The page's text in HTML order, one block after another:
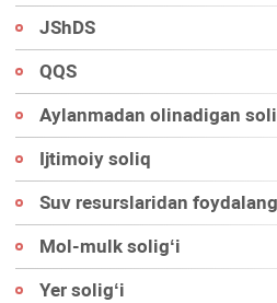
JShDS
QQS
Aylanmadan olinadigan
Ijtimoiy soliq
Suv resurslaridan
Mol-mulk soligʻi
Yer soligʻi